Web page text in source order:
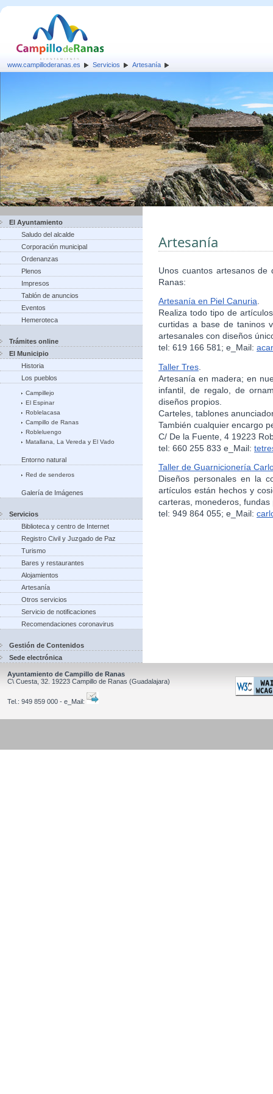
www.campilloderanas.es Servicios Artesanía
El Ayuntamiento
Saludo del alcalde
Corporación municipal
Ordenanzas
Plenos
Impresos
Tablón de anuncios
Eventos
Hemeroteca
Trámites online
El Municipio
Historia
Los pueblos
Campillejo
El Espinar
Roblelacasa
Campillo de Ranas
Robleluengo
Matallana, La Vereda y El Vado
Entorno natural
Red de senderos
Galería de Imágenes
Servicios
Biblioteca y centro de Internet
Registro Civil y Juzgado de Paz
Turismo
Bares y restaurantes
Alojamientos
Artesanía
Otros servicios
Servicio de notificaciones
Recomendaciones coronavirus
Gestión de Contenidos
Sede electrónica
Artesanía
Unos cuantos artesanos de
Ranas:
Artesanía en Piel Canuria.
Realiza todo tipo de
curtidas a base de taninos
artesanales con diseños
tel: 619 166 581; e_Mail:
Taller Tres
Artesanía en madera; en
infantil, de regalo, de
diseños propios.
Carteles, tablones
También cualquier encargo
C/ De la Fuente, 4 19223
tel: 660 255 833 e_Mail:
Taller de Guarnicionería
Diseños personales en la
artículos están hechos y
carteras, monederos,
tel: 949 864 055; e_Mail:
Ayuntamiento de Campillo de Ranas
C\ Cuesta, 32. 19223 Campillo de Ranas (Guadalajara)
Tel.: 949 859 000 - e_Mail: